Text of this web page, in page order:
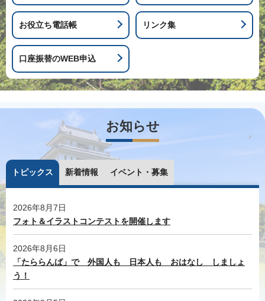
お役立ち電話帳 リンク集
口座振替のWEB申込
お知らせ
トピックス 新着情報 イベント・募集
2026年8月7日
フォト＆イラストコンテストを開催します
2026年8月6日
「たららんば」で 外国人も 日本人も おはなし しましょ
う！